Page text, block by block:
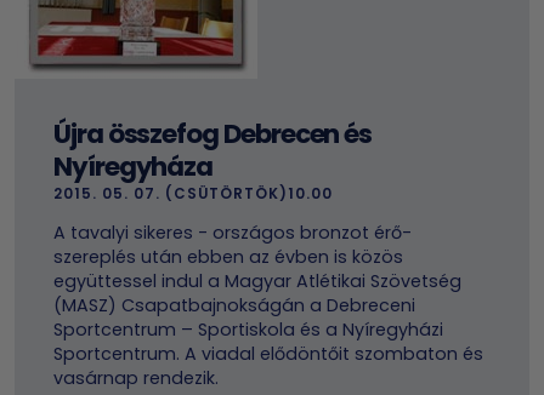
Újra összefog Debrecen és
Nyíregyháza
2015. 05. 07. (CSÜTÖRTÖK)10.00
A tavalyi sikeres - országos bronzot érő-
szereplés után ebben az évben is közös
együttessel indul a Magyar Atlétikai Szövetség
(MASZ) Csapatbajnokságán a Debreceni
Sportcentrum – Sportiskola és a Nyíregyházi
Sportcentrum. A viadal elődöntőit szombaton és
vasárnap rendezik.